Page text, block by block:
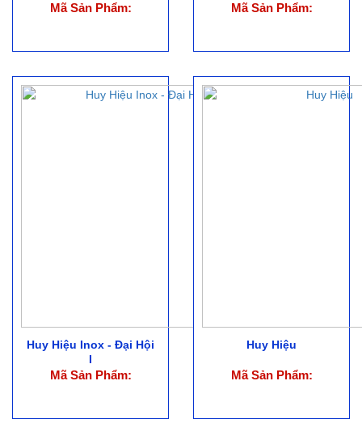
Mã Sản Phẩm: Mã Sản Phẩm:
Huy Hiệu Inox - Đại Hội
I
Mã Sản Phẩm:
Huy Hiệu
Mã Sản Phẩm: